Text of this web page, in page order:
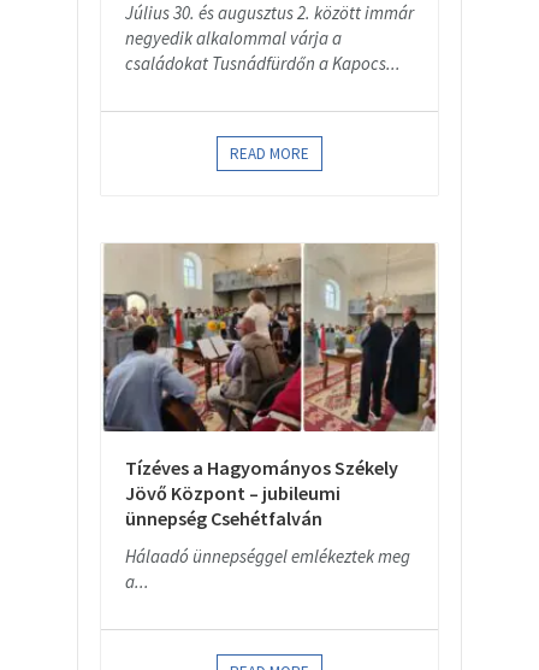
Július 30. és augusztus 2. között immár
negyedik alkalommal várja a
családokat Tusnádfürdőn a Kapocs...
READ MORE
Tízéves a Hagyományos Székely
Jövő Központ – jubileumi
ünnepség Csehétfalván
Hálaadó ünnepséggel emlékeztek meg
a...